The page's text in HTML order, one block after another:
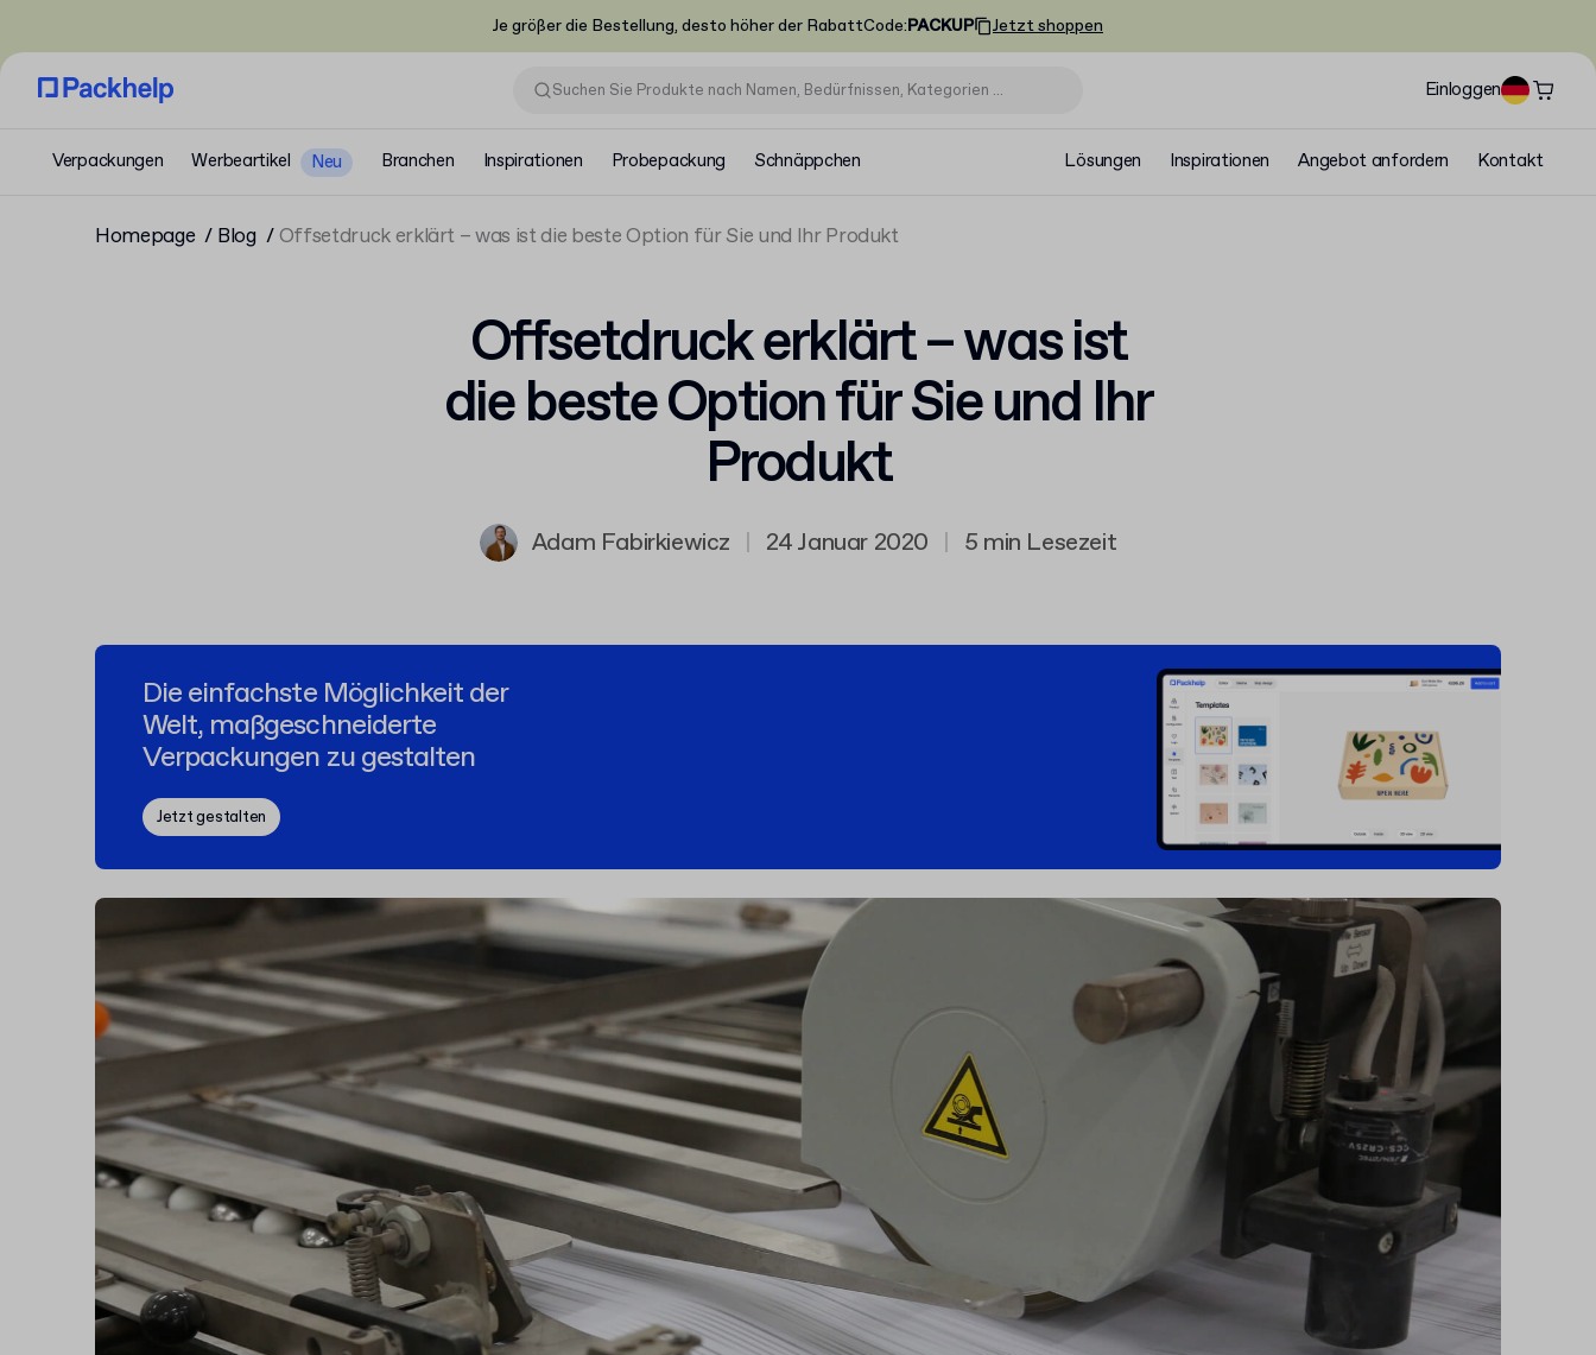
Je größer die Bestellung, desto höher der RabattCode:PACKUP Jetzt shoppen
Einloggen
Verpackungen Werbeartikel Neu Branchen Inspirationen Probepackung Schnäppchen Lösungen Inspirationen Angebot anfordern Kontakt
Homepage Blog Offsetdruck erklärt – was ist die beste Option für Sie und Ihr Produkt
Offsetdruck erklärt – was ist
die beste Option für Sie und Ihr
Produkt
Adam Fabirkiewicz | 24 Januar 2020 | 5 min Lesezeit
Die einfachste Möglichkeit der
Welt, maßgeschneiderte
Verpackungen zu gestalten
Jetzt gestalten